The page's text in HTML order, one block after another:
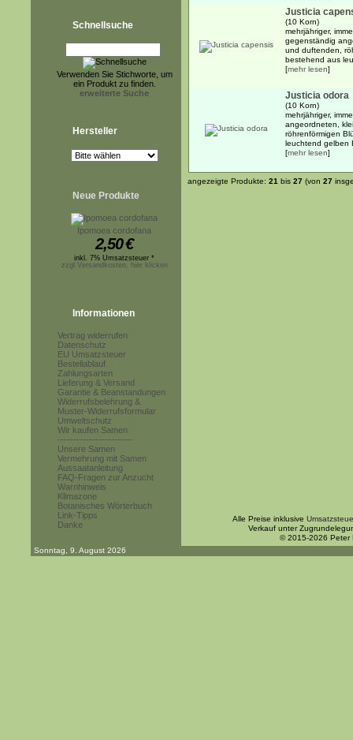
Schnellsuche
Verwenden Sie Stichworte, um
ein Produkt zu finden.
erweiterte Suche
Hersteller
Neue Produkte
Ipomoea cordofana
2,50€
inkl. 7% Umsatzsteuer *
zzgl.Versandkosten, hier klicken
Informationen
Vertrag widerrufen
Datenschutz
EU Umsatzsteuer
Bestellablauf
Zahlungsarten
Lieferung & Versand
Garantie & Beanstandungen
Widerrufsbelehrung &
Muster-Widerrufsformular
Umweltschutz
Wir kaufen Samen
------------------------
Unsere Samen
Vermehrung mit Samen
Aussaatanleitung
FAQ-Fragen zur Anzucht
Warnhinweis
Klimazone
Botanisches Wörterbuch
Link-Tipps
Danke
Justicia
(10 Korn)
mehrjähriger,
gegenständig
und duftenden,
bestehend aus
[mehr lesen]
Justicia odora
(10 Korn)
mehrjähriger,
angeordneten,
röhrenförmigen
leuchtend gelben
[mehr lesen]
angezeigte Produkte: 21 bis 27 (von 27
Alle Preise inklusive
Verkauf unter
© 2015-2026 Peter
Sonntag, 9. August 2026